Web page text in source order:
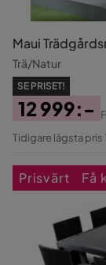
Maui
Trä/Natur
SE PRISET!
Pris
12 999:-
Original
Tidigare lägsta pris
Prisvärt Få